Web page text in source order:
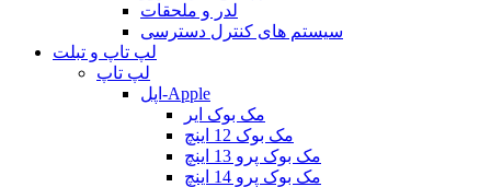
لدر و ملحقات
سیستم های کنترل دسترسی
لپ تاپ و تبلت
لپ تاپ
اپل-Apple
مک بوک ایر
مک بوک 12 اینچ
مک بوک پرو 13 اینچ
مک بوک پرو 14 اینچ